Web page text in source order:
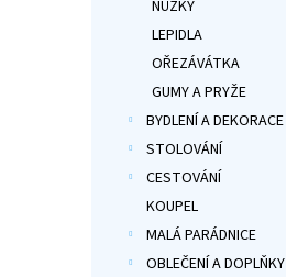
NŮŽKY
LEPIDLA
OŘEZÁVÁTKA
GUMY A PRYŽE
BYDLENÍ A DEKORACE
STOLOVÁNÍ
CESTOVÁNÍ
KOUPEL
MALÁ PARÁDNICE
OBLEČENÍ A DOPLŇKY